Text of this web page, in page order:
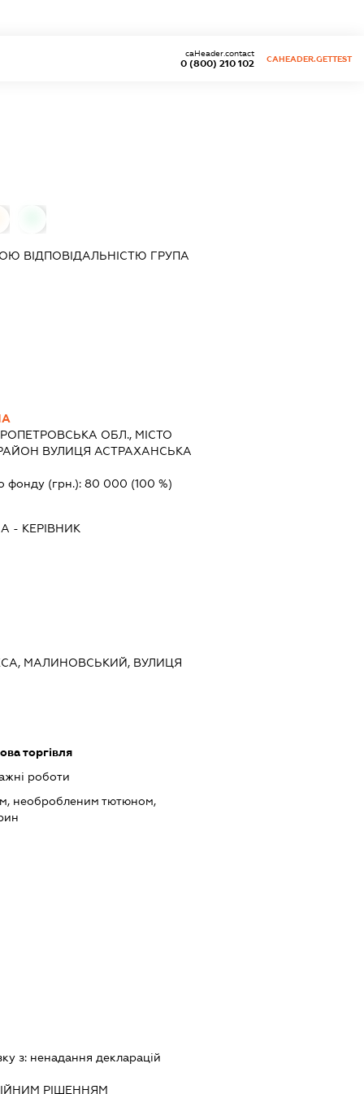
0 (800) 210 102
caHeader.contact
CAHEADER.GETTEST
ВІДПОВІДАЛЬНІСТЮ ГРУПА
ОБЛ., МІСТО
ВУЛИЦЯ АСТРАХАНСЬКА
фонду (грн.): 80 000 (100 %)
- КЕРІВНИК
МАЛИНОВСЬКИЙ, ВУЛИЦЯ
торгівля
роботи
необробленим тютюном,
з: ненадання декларацiй
РIШЕННЯМ